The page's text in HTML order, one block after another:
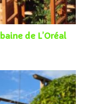
de L’Oréal